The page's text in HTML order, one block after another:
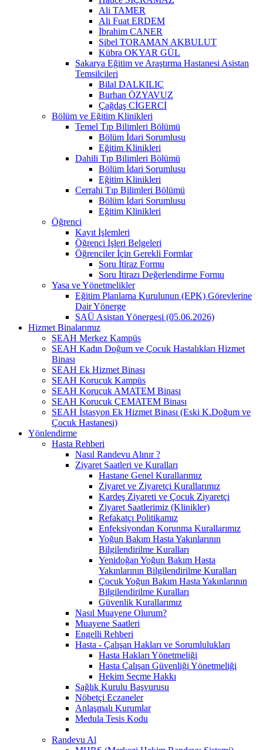
Ali TAMER
Ali Fuat ERDEM
İbrahim CANER
Sibel TORAMAN AKBULUT
Kübra OKYAR GÜL
Sakarya Eğitim ve Araştırma Hastanesi Asistan
Temsilcileri
Bilal DALKILIÇ
Burhan ÖZYAVUZ
Çağdaş CİGERCİ
Bölüm ve Eğitim Klinikleri
Temel Tıp Bilimleri Bölümü
Bölüm İdari Sorumlusu
Eğitim Klinikleri
Dahili Tıp Bilimleri Bölümü
Bölüm İdari Sorumlusu
Eğitim Klinikleri
Cerrahi Tıp Bilimleri Bölümü
Bölüm İdari Sorumlusu
Eğitim Klinikleri
Öğrenci
Kayıt İşlemleri
Öğrenci İşleri Belgeleri
Öğrenciler İçin Gerekli Formlar
Soru İtiraz Formu
Soru İtirazı Değerlendirme Formu
Yasa ve Yönetmelikler
Eğitim Planlama Kurulunun (EPK) Görevlerine
Dair Yönerge
SAÜ Asistan Yönergesi (05.06.2026)
Hizmet Binalarımız
SEAH Merkez Kampüs
SEAH Kadın Doğum ve Çocuk Hastalıkları Hizmet
Binası
SEAH Ek Hizmet Binası
SEAH Korucuk Kampüs
SEAH Korucuk AMATEM Binası
SEAH Korucuk ÇEMATEM Binası
SEAH İstasyon Ek Hizmet Binası (Eski K.Doğum ve
Çocuk Hastanesi)
Yönlendirme
Hasta Rehberi
Nasıl Randevu Alınır ?
Ziyaret Saatleri ve Kuralları
Hastane Genel Kurallarımız
Ziyaret ve Ziyaretçi Kurallarımız
Kardeş Ziyareti ve Çocuk Ziyaretçi
Ziyaret Saatlerimiz (Klinikler)
Refakatçı Politikamız
Enfeksiyondan Korunma Kurallarımız
Yoğun Bakım Hasta Yakınlarının
Bilgilendirilme Kuralları
Yenidoğan Yoğun Bakım Hasta
Yakınlarının Bilgilendirilme Kuralları
Çocuk Yoğun Bakım Hasta Yakınlarının
Bilgilendirilme Kuralları
Güvenlik Kurallarımız
Nasıl Muayene Olurum?
Muayene Saatleri
Engelli Rehberi
Hasta - Çalışan Hakları ve Sorumlulukları
Hasta Hakları Yönetmeliği
Hasta Çalışan Güvenliği Yönetmeliği
Hekim Seçme Hakkı
Sağlık Kurulu Başvurusu
Nöbetçi Eczaneler
Anlaşmalı Kurumlar
Medula Tesis Kodu
Randevu Al